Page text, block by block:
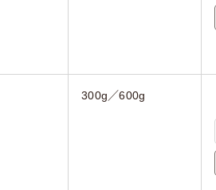
300g／600g